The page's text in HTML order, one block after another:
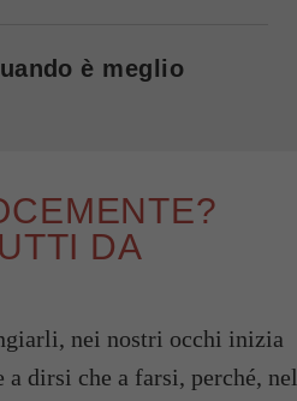
è meglio
DA
nei nostri occhi inizia
dirsi che a farsi, perché, nel